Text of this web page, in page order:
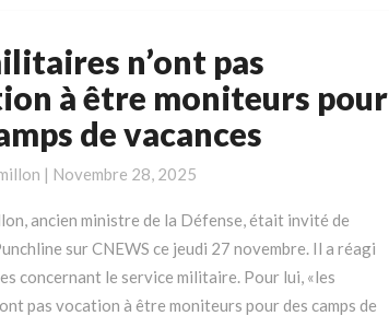
n’ont pas
à être moniteurs pour
de vacances
| Novembre 28, 2025
ancien ministre de la Défense, était invité de
sur CNEWS ce jeudi 27 novembre. Il a réagi
concernant le service militaire. Pour lui, «les
pas vocation à être moniteurs pour des camps de